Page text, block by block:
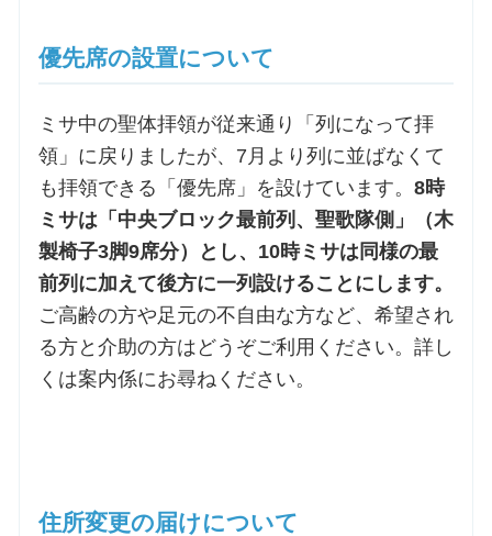
優先席の設置について
ミサ中の聖体拝領が従来通り「列になって拝
領」に戻りましたが、7月より列に並ばなくて
も拝領できる「優先席」を設けています。 8時
ミサは「中央ブロック最前列、聖歌隊側」（木
製椅子3脚9席分）とし、10時ミサは同様の最
前列に加えて後方に一列設けることにします。
ご高齢の方や足元の不自由な方など、希望され
る方と介助の方はどうぞご利用ください。詳し
くは案内係にお尋ねください。
住所変更の届けについて